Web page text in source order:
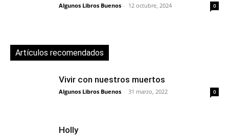
Algunos Libros Buenos - 12 octubre, 2024 0
Artículos recomendados
Vivir con nuestros muertos
Algunos Libros Buenos - 31 marzo, 2022 0
Holly